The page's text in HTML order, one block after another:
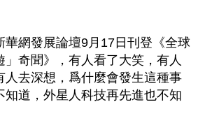
華網發展論壇9月17日刊登《全球
」奇聞》，有人看了大笑，有人
人去深想，爲什麼會發生這種事
知道，外星人科技再先進也不知